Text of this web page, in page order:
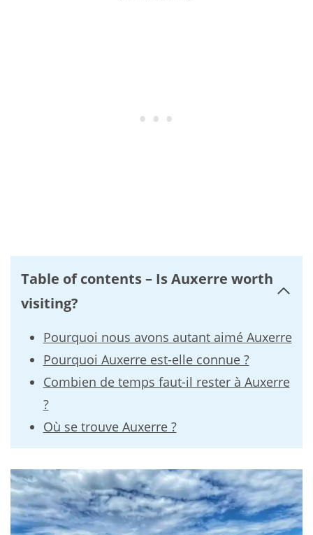
Table of contents – Is Auxerre worth
visiting?
Pourquoi nous avons autant aimé Auxerre
Pourquoi Auxerre est-elle connue ?
Combien de temps faut-il rester à Auxerre
?
Où se trouve Auxerre ?